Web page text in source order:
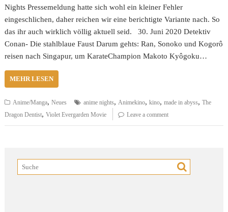
Nights Pressemeldung hatte sich wohl ein kleiner Fehler
eingeschlichen, daher reichen wir eine berichtigte Variante nach. So
das ihr auch wirklich völlig aktuell seid. 30. Juni 2020 Detektiv
Conan- Die stahlblaue Faust Darum gehts: Ran, Sonoko und Kogorô
reisen nach Singapur, um KarateChampion Makoto Kyôgoku…
MEHR LESEN
Anime/Manga,Neues anime nights, Animekino,kino,made in abyss,The
Dragon Dentist,Violet Evergarden Movie Leave a comment